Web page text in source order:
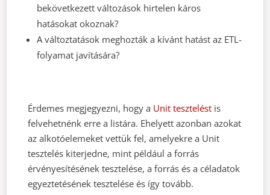
bekövetkezett változások hirtelen káros
hatásokat okoznak?
A változtatások meghozták a kívánt hatást az ETL-
folyamat javítására?
Érdemes megjegyezni, hogy a Unit tesztelést is
felvehetnénk erre a listára. Ehelyett azonban azokat
az alkotóelemeket vettük fel, amelyekre a Unit
tesztelés kiterjedne, mint például a forrás
érvényesítésének tesztelése, a forrás és a céladatok
egyeztetésének tesztelése és így tovább.